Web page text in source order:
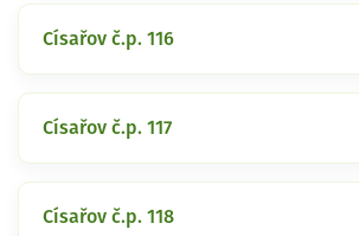
Císařov č.p. 116
Císařov č.p. 117
Císařov č.p. 118